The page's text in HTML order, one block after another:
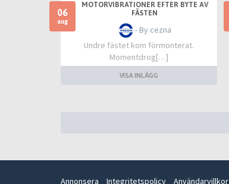
06
aug
MOTORVIBRATIONER EFTER BYTE AV
FÄSTEN
- By cezna
Undre fästet kom förmonterat.
Momentdrog[…]
VISA INLÄGG
Annonsera Integritetspolicy Användarvillkor